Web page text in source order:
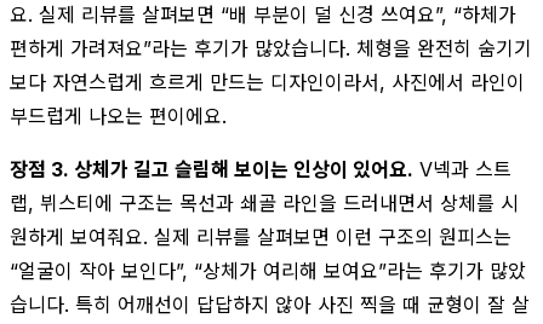
요. 실제 리뷰를 살펴보면 “배 부분이 덜 신경 쓰여요”, “하체가
편하게 가려져요”라는 후기가 많았습니다. 체형을 완전히 숨기기
보다 자연스럽게 흐르게 만드는 디자인이라서, 사진에서 라인이
부드럽게 나오는 편이에요.
장점 3. 상체가 길고 슬림해 보이는 인상이 있어요. V넥과 스트
랩, 뷔스티에 구조는 목선과 쇄골 라인을 드러내면서 상체를 시
원하게 보여줘요. 실제 리뷰를 살펴보면 이런 구조의 원피스는
“얼굴이 작아 보인다”, “상체가 여리해 보여요”라는 후기가 많았
습니다. 특히 어깨선이 답답하지 않아 사진 찍을 때 균형이 잘 살